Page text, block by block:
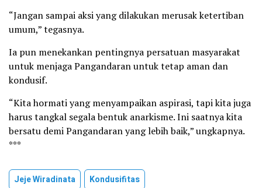
“Jangan sampai aksi yang dilakukan merusak ketertiban
umum,” tegasnya.
Ia pun menekankan pentingnya persatuan masyarakat
untuk menjaga Pangandaran untuk tetap aman dan
kondusif.
“Kita hormati yang menyampaikan aspirasi, tapi kita juga
harus tangkal segala bentuk anarkisme. Ini saatnya kita
bersatu demi Pangandaran yang lebih baik,” ungkapnya.
***
Jeje Wiradinata
Kondusifitas